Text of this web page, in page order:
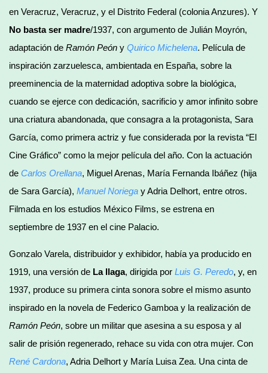
en Veracruz, Veracruz, y el Distrito Federal (colonia Anzures). Y
No basta ser madre/1937, con argumento de Julián Moyrón,
adaptación de Ramón Peón y Quirico Michelena. Película de
inspiración zarzuelesca, ambientada en España, sobre la
preeminencia de la maternidad adoptiva sobre la biológica,
cuando se ejerce con dedicación, sacrificio y amor infinito sobre
una criatura abandonada, que consagra a la protagonista, Sara
García, como primera actriz y fue considerada por la revista “El
Cine Gráfico” como la mejor película del año. Con la actuación
de Carlos Orellana, Miguel Arenas, María Fernanda Ibáñez (hija
de Sara García), Manuel Noriega y Adria Delhort, entre otros.
Filmada en los estudios México Films, se estrena en
septiembre de 1937 en el cine Palacio.
Gonzalo Varela, distribuidor y exhibidor, había ya producido en
1919, una versión de La llaga, dirigida por Luis G. Peredo, y, en
1937, produce su primera cinta sonora sobre el mismo asunto
inspirado en la novela de Federico Gamboa y la realización de
Ramón Peón, sobre un militar que asesina a su esposa y al
salir de prisión regenerado, rehace su vida con otra mujer. Con
René Cardona, Adria Delhort y María Luisa Zea. Una cinta de